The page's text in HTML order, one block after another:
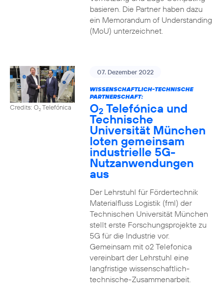
basieren. Die Partner haben dazu
ein Memorandum of Understanding
(MoU) unterzeichnet.
Credits: O2Telefónica
07. Dezember 2022
WISSENSCHAFTLICH-TECHNISCHE
PARTNERSCHAFT:
O2 Telefónica und
Technische
Universität München
loten gemeinsam
industrielle 5G-
Nutzanwendungen
aus
Der Lehrstuhl für Fördertechnik
Materialfluss Logistik (fml) der
Technischen Universität München
stellt erste Forschungsprojekte zu
5G für die Industrie vor.
Gemeinsam mit o2 Telefonica
vereinbart der Lehrstuhl eine
langfristige wissenschaftlich-
technische-Zusammenarbeit.